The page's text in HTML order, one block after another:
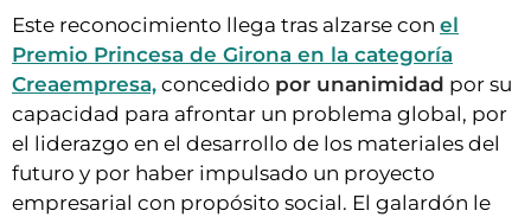
Este reconocimiento llega tras alzarse con el
Premio Princesa de Girona en la categoría
Creaempresa, concedido por unanimidad por su
capacidad para afrontar un problema global, por
el liderazgo en el desarrollo de los materiales del
futuro y por haber impulsado un proyecto
empresarial con propósito social. El galardón le